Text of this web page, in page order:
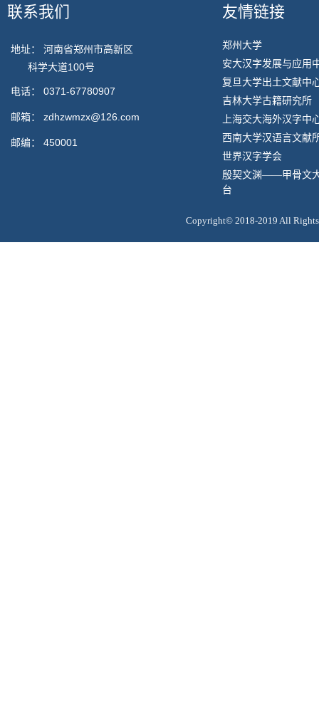
联系我们
地址： 河南省郑州市高新区
科学大道100号
电话： 0371-67780907
邮箱： zdhzwmzx@126.com
邮编： 450001
友情链接
郑州大学
安大汉字发展与应用
复旦大学出土文献中
吉林大学古籍研究所
上海交大海外汉字中
西南大学汉语言文献
世界汉字学会
殷契文渊——甲骨文
台
Copyright© 2018-2019 All